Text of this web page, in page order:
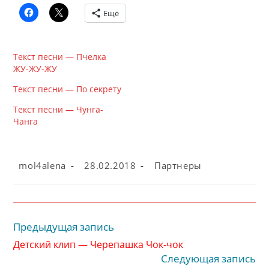
Ещё
Текст песни — Пчелка
ЖУ-ЖУ-ЖУ
Текст песни — По секрету
Текст песни — Чунга-
Чанга
Автор
mol4alena
Запись
28.02.2018
Рубрика
записи:
Партнеры
Читать
статьи
Предыдущая запись
Детский клип — Черепашка Чок-чок
Следующая запись